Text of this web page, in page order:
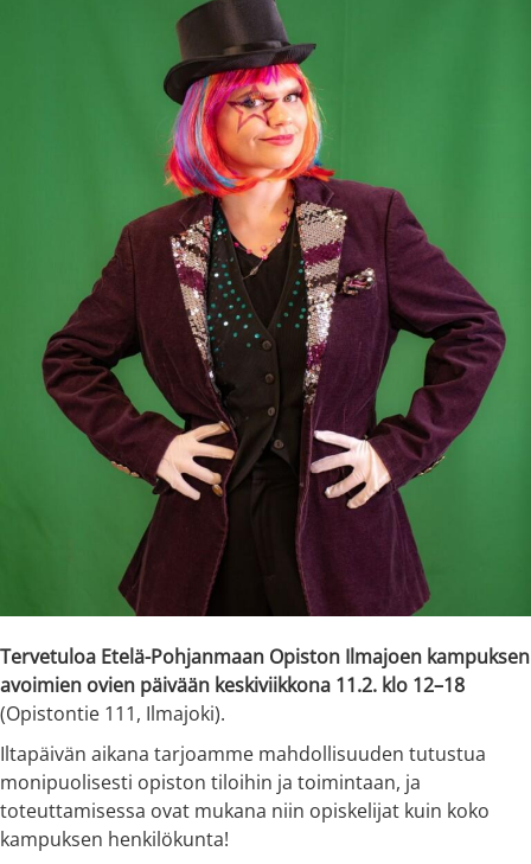
Tervetuloa Etelä-Pohjanmaan Opiston Ilmajoen kampuksen
avoimien ovien päivään keskiviikkona 11.2. klo 12–18
(Opistontie 111, Ilmajoki).
Iltapäivän aikana tarjoamme mahdollisuuden tutustua
monipuolisesti opiston tiloihin ja toimintaan, ja
toteuttamisessa ovat mukana niin opiskelijat kuin koko
kampuksen henkilökunta!